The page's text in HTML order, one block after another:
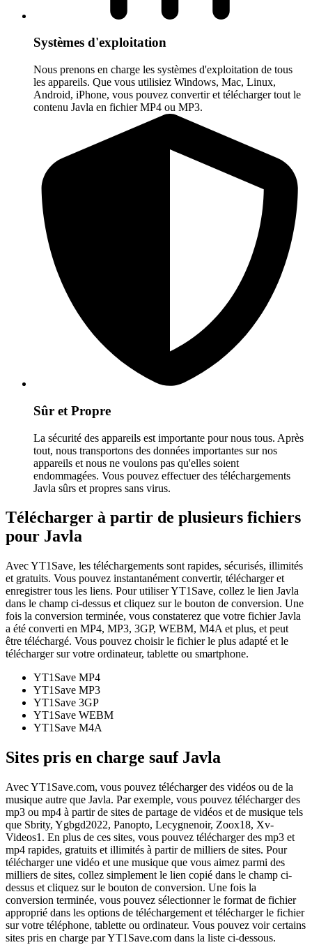
Systèmes d'exploitation
Nous prenons en charge les systèmes d'exploitation de tous
les appareils. Que vous utilisiez Windows, Mac, Linux,
Android, iPhone, vous pouvez convertir et télécharger tout le
contenu Javla en fichier MP4 ou MP3.
Sûr et Propre
La sécurité des appareils est importante pour nous tous. Après
tout, nous transportons des données importantes sur nos
appareils et nous ne voulons pas qu'elles soient
endommagées. Vous pouvez effectuer des téléchargements
Javla sûrs et propres sans virus.
Télécharger à partir de plusieurs fichiers
pour Javla
Avec YT1Save, les téléchargements sont rapides, sécurisés, illimités
et gratuits. Vous pouvez instantanément convertir, télécharger et
enregistrer tous les liens. Pour utiliser YT1Save, collez le lien Javla
dans le champ ci-dessus et cliquez sur le bouton de conversion. Une
fois la conversion terminée, vous constaterez que votre fichier Javla
a été converti en MP4, MP3, 3GP, WEBM, M4A et plus, et peut
être téléchargé. Vous pouvez choisir le fichier le plus adapté et le
télécharger sur votre ordinateur, tablette ou smartphone.
YT1Save MP4
YT1Save MP3
YT1Save 3GP
YT1Save WEBM
YT1Save M4A
Sites pris en charge sauf Javla
Avec YT1Save.com, vous pouvez télécharger des vidéos ou de la
musique autre que Javla. Par exemple, vous pouvez télécharger des
mp3 ou mp4 à partir de sites de partage de vidéos et de musique tels
que Sbrity, Ygbgd2022, Panopto, Lecygnenoir, Zoox18, Xv-
Videos1. En plus de ces sites, vous pouvez télécharger des mp3 et
mp4 rapides, gratuits et illimités à partir de milliers de sites. Pour
télécharger une vidéo et une musique que vous aimez parmi des
milliers de sites, collez simplement le lien copié dans le champ ci-
dessus et cliquez sur le bouton de conversion. Une fois la
conversion terminée, vous pouvez sélectionner le format de fichier
approprié dans les options de téléchargement et télécharger le fichier
sur votre téléphone, tablette ou ordinateur. Vous pouvez voir certains
sites pris en charge par YT1Save.com dans la liste ci-dessous.